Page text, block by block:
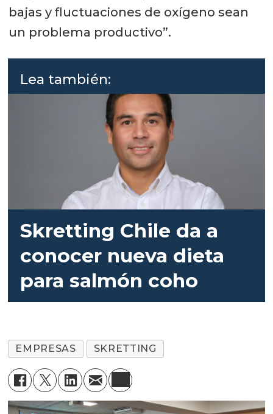
bajas y fluctuaciones de oxígeno sean
un problema productivo”.
Lea también:
Skretting Chile da a
conocer nueva dieta
para salmón coho
EMPRESAS SKRETTING